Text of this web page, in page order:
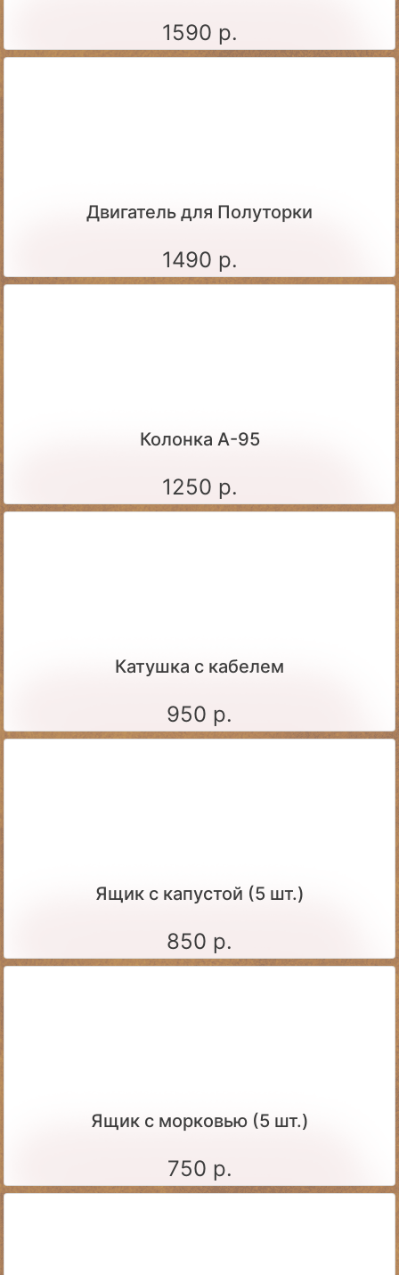
1590 р.
Двигатель для Полуторки
1490 р.
Колонка А-95
1250 р.
Катушка с кабелем
950 р.
Ящик c капустой (5 шт.)
850 р.
Ящик c морковью (5 шт.)
750 р.